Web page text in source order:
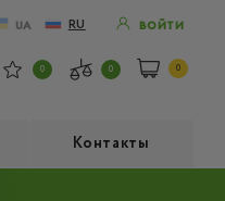
UA RU ВОЙТИ
0 0 0
Контакты